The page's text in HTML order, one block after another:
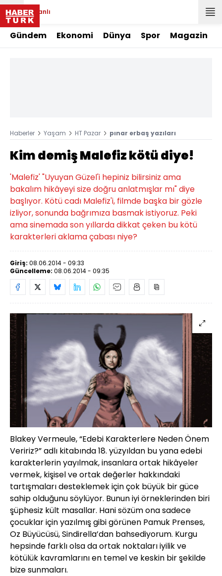
Canlı
Gündem Ekonomi Dünya Spor Magazin
Haberler Yaşam HT Pazar pınar erbaş yazıları
Kim demiş Malefiz kötü diye!
'Malefiz' "Uyuyan Güzel'i hepiniz bilirsiniz ama
bakalım hikâyeyi size doğru anlatmışlar mı" diye
başlıyor. Kötü cadı Malefiz'i, filmde başka bir gözle
izliyor, sonunda bağrımıza basmak istiyoruz. Peki
ama sinemada son yıllarda dikkat çeken bu kötü
karakterleri aklama çabası niye?
Giriş: 08.06.2014 - 09:33
Güncelleme: 08.06.2014 - 09:35
Blakey Vermeule, “Edebi Karakterlere Neden Önem
Veririz?” adlı kitabında 18. yüzyıldan bu yana edebi
karakterlerin yayılmak, insanlara ortak hikâyeler
vermek, kişisel ve ortak değerler hakkındaki
tartışmaları desteklemek için çok büyük bir güce
sahip olduğunu söylüyor. Bunun iyi örneklerinden biri
şüphesiz kült masallar. Hani sözüm ona sadece
çocuklar için yazılmış gibi görünen Pamuk Prenses,
Oz Büyücüsü, Sindirella’dan bahsediyorum. Kurgu
hepsinde farklı olsa da ortak noktaları iyilik ve
kötülük kavramlarını en temel ve keskin bir şekilde
bize sunmaları.